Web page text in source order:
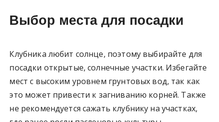
Выбор места для посадки
Клубника любит солнце, поэтому выбирайте для
посадки открытые, солнечные участки. Избегайте
мест с высоким уровнем грунтовых вод, так как
это может привести к загниванию корней. Также
не рекомендуется сажать клубнику на участках,